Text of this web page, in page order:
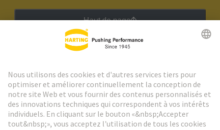
Haut de page
Aller à l'inscription